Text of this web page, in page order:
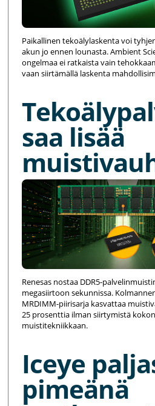
Paikallinen tekoälylaskenta voi
akun jo ennen lounasta. Ambient
ongelmaa ei ratkaista vain
vaan siirtämällä laskenta
saa lisää
Renesas nostaa DDR5-
megasiirtoon sekunnissa.
MRDIMM-piirisarja kasvattaa
25 prosenttia ilman siirtymistä
muistitekniikkaan.
Iceye
pimeänä